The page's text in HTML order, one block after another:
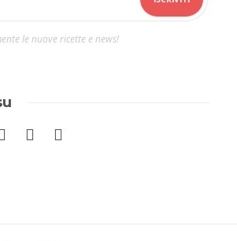
le nuove ricette e news!